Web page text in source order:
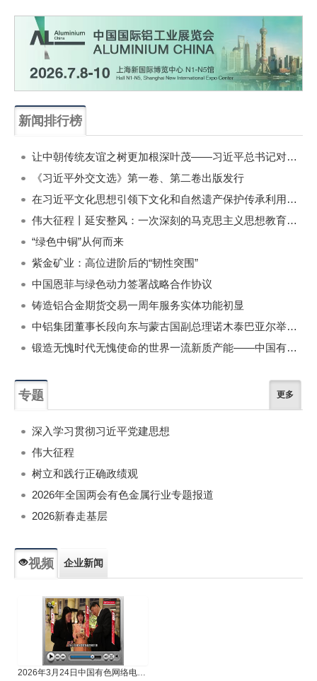
新闻排行榜
让中朝传统友谊之树更加根深叶茂——习近平总书记对朝鲜进行国事访问纪实
《习近平外交文选》第一卷、第二卷出版发行
在习近平文化思想引领下文化和自然遗产保护传承利用工作开创新局面
伟大征程丨延安整风：一次深刻的马克思主义思想教育运动
“绿色中铜”从何而来
紫金矿业：高位进阶后的“韧性突围”
中国恩菲与绿色动力签署战略合作协议
铸造铝合金期货交易一周年服务实体功能初显
中铝集团董事长段向东与蒙古国副总理诺木泰巴亚尔举行会谈
锻造无愧时代无愧使命的世界一流新质产能——中国有色金属工业的战略应对与破局之道（二）
专题 更多
深入学习贯彻习近平党建思想
伟大征程
树立和践行正确政绩观
2026年全国两会有色金属行业专题报道
2026新春走基层
视频 企业新闻
2026年3月24日中国有色网络电视新闻